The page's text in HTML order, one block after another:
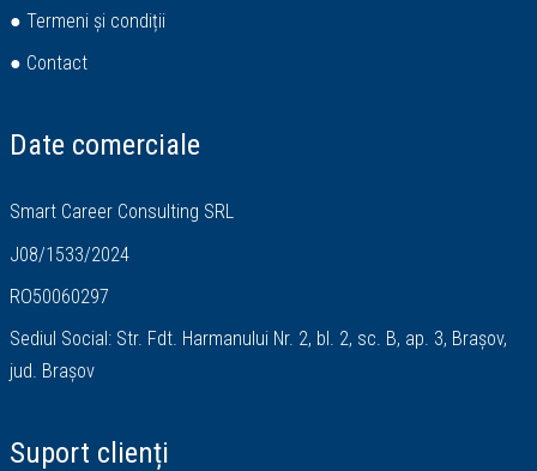
● Termeni și condiții
● Contact
Date comerciale
Smart Career Consulting SRL
J08/1533/2024
RO50060297
Sediul Social: Str. Fdt. Harmanului Nr. 2, bl. 2, sc. B, ap. 3, Brașov,
jud. Brașov
Suport clienți